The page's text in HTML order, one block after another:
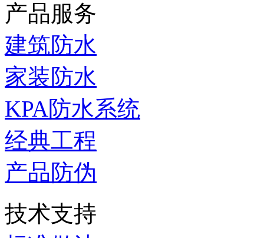
产品服务
建筑防水
家装防水
KPA防水系统
经典工程
产品防伪
技术支持